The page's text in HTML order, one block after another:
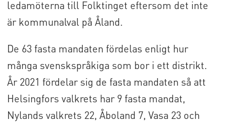
ledamöterna till Folktinget eftersom det inte
är kommunalval på Åland.
De 63 fasta mandaten fördelas enligt hur
många svenskspråkiga som bor i ett distrikt.
År 2021 fördelar sig de fasta mandaten så att
Helsingfors valkrets har 9 fasta mandat,
Nylands valkrets 22, Åboland 7, Vasa 23 och